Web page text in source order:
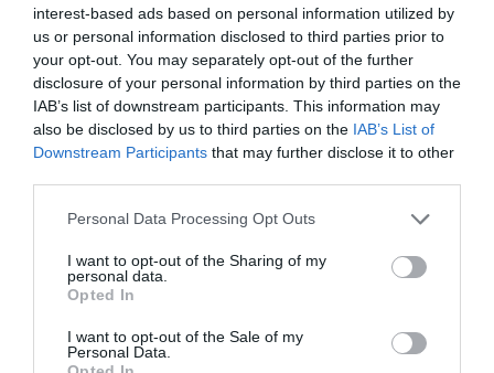
interest-based ads based on personal information utilized by
us or personal information disclosed to third parties prior to
your opt-out. You may separately opt-out of the further
disclosure of your personal information by third parties on the
IAB’s list of downstream participants. This information may
also be disclosed by us to third parties on the IAB’s List of
Downstream Participants that may further disclose it to other
Personal Data Processing Opt Outs
I want to opt-out of the Sharing of my
personal data.
Opted In
I want to opt-out of the Sale of my
Personal Data.
5-0 Bruno Saavedra
Timeout Deportivo
Liceo
22'
1ªP
6-0 César
Carballeira
24'
Fim da 1ª parte.
Cinco inicial
20 - Blai Roca ®
3 - Arnau Xaus
5 - César Carballeira
da 2ª
Cinco inicial
3 - Biel Llanes
8 - Joan Ruano